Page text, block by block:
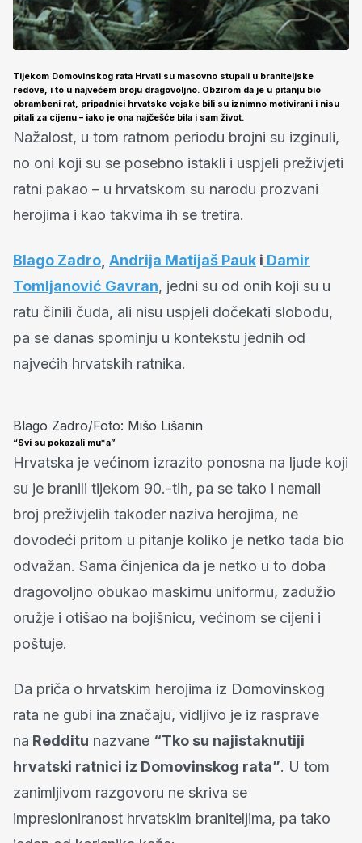
Tijekom Domovinskog rata Hrvati su masovno stupali u braniteljske
redove, i to u najvećem broju dragovoljno. Obzirom da je u pitanju bio
obrambeni rat, pripadnici hrvatske vojske bili su iznimno motivirani i nisu
pitali za cijenu – iako je ona najčešće bila i sam život.
Nažalost, u tom ratnom periodu brojni su izginuli,
no oni koji su se posebno istakli i uspjeli preživjeti
ratni pakao – u hrvatskom su narodu prozvani
herojima i kao takvima ih se tretira.
Blago Zadro Andrija Matijaš Pauk i Damir
Tomljanović Gavran, jedni su od onih koji su u
ratu činili čuda, ali nisu uspjeli dočekati slobodu,
pa se danas spominju u kontekstu jednih od
najvećih hrvatskih ratnika.
Blago Zadro/Foto: Mišo Lišanin
“Svi su pokazali mu*a”
Hrvatska je većinom izrazito ponosna na ljude koji
su je branili tijekom 90.-tih, pa se tako i nemali
broj preživjelih također naziva herojima, ne
dovodeći pritom u pitanje koliko je netko tada bio
odvažan. Sama činjenica da je netko u to doba
dragovoljno obukao maskirnu uniformu, zadužio
oružje i otišao na bojišnicu, većinom se cijeni i
poštuje.
Da priča o hrvatskim herojima iz Domovinskog
rata ne gubi ina značaju, vidljivo je iz rasprave
na Redditu nazvane “Tko su najistaknutiji
hrvatski ratnici iz Domovinskog rata”. U tom
zanimljivom razgovoru ne skriva se
impresioniranost hrvatskim braniteljima, pa tako